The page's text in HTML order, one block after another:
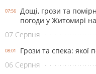
07:56
Дощі, грози та
погоди у Житомирі
07 Серпня
08:01
Грози та спека: якої
06 Серпня